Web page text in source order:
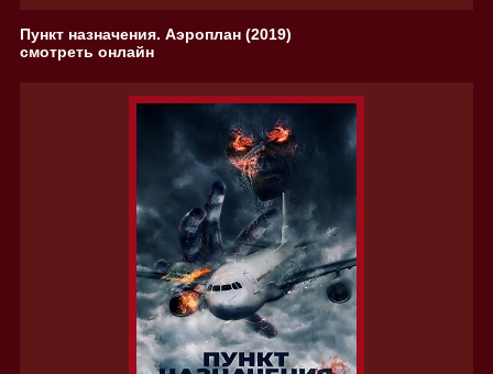
Пункт назначения. Аэроплан (2019)
смотреть онлайн